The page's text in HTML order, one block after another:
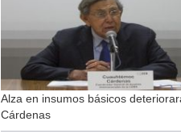
Alza en insumos básicos
Cárdenas